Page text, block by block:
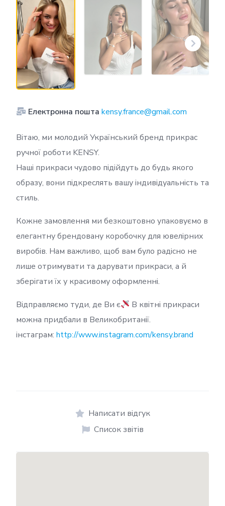
Електронна пошта kensy.france@gmail.com
Вітаю, ми молодий Український бренд прикрас
ручної роботи KENSY.
Наші прикраси чудово підійдуть до будь якого
образу, вони підкреслять вашу індивідуальність та
стиль.
Кожне замовлення ми безкоштовно упаковуємо в
елегантну брендовану коробочку для ювелірних
виробів. Нам важливо, щоб вам було радісно не
лише отримувати та дарувати прикраси, а й
зберігати їх у красивому оформленні.
Відправляємо туди, де Ви є
В квітні прикраси
можна придбали в Великобританії.
інстаграм: http://www.instagram.com/kensy.brand
Написати відгук
Список звітів